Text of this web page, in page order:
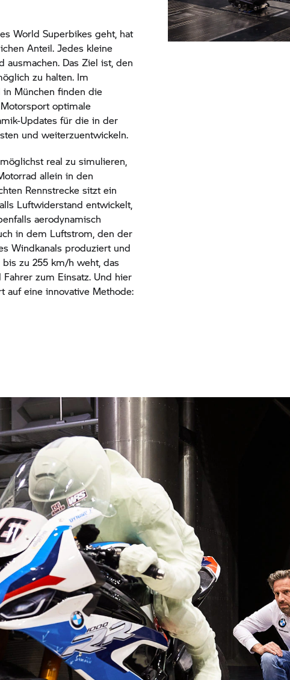
World Superbikes geht, hat
Anteil. Jedes kleine
ausmachen. Das Ziel ist, den
zu halten. Im
in München finden die
Motorsport optimale
Updates für die in der
und weiterzuentwickeln.
real zu simulieren,
allein in den
Rennstrecke sitzt ein
Luftwiderstand entwickelt,
aerodynamisch
in dem Luftstrom, den der
Windkanals produziert und
zu 255 km/h weht, das
zum Einsatz. Und hier
auf eine innovative Methode: